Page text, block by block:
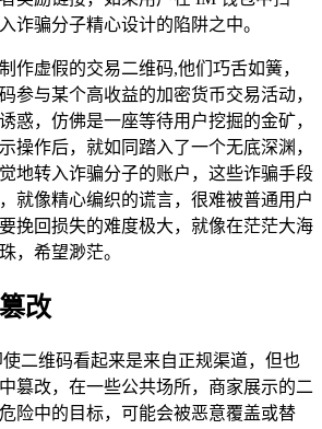
诈骗分子精心设计的陷阱之中。
作虚假的交易二维码,他们巧舌如簧，
参与某个高收益的加密货币交易活动，
惑，仿佛是一座等待用户挖掘的金矿，
操作后，就如同踏入了一个无底深渊，
地转入诈骗分子的账户，这些诈骗手段
就像精心编织的谎言，很难被普通用户
挽回损失的难度极大，就像在茫茫大海
，希望渺茫。
改
二维码看起来是来自正规渠道，但也
篡改，在一些公共场所，商家展示的二
险中的目标，可能会被恶意覆盖或替